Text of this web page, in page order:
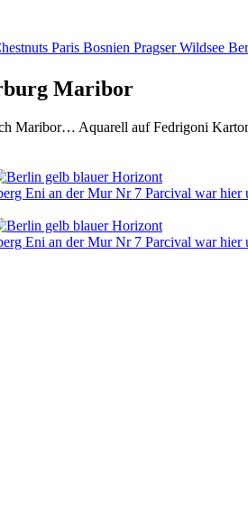
Paris Bosnien Pragser Wildsee
Maribor
Maribor… Aquarell auf Fedrigoni